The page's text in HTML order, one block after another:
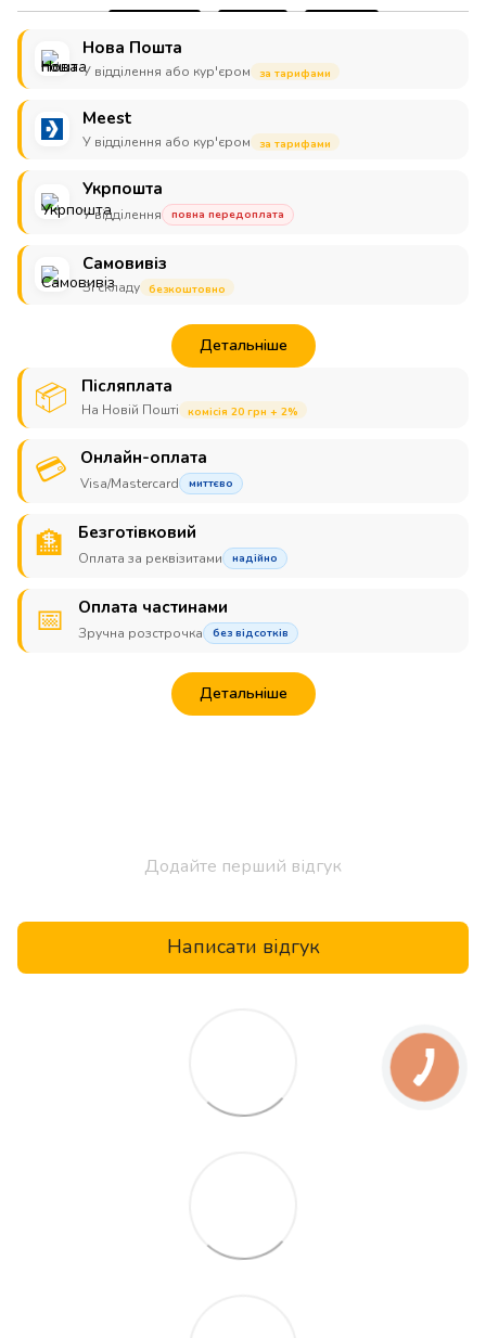
Нова Пошта
У відділення або кур'єром за тарифами
Meest
У відділення або кур'єром за тарифами
Укрпошта
У відділення повна передоплата
Самовивіз
Зі складу безкоштовно
Детальніше
📦 Післяплата
На Новій Пошті комісія 20 грн + 2%
💳 Онлайн-оплата
Visa/Mastercard миттєво
🏦 Безготівковий
Оплата за реквізитами надійно
📅 Оплата частинами
Зручна розстрочка без відсотків
Детальніше
Додайте перший відгук
Написати відгук